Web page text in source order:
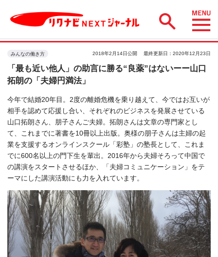
みんなの働き方 2018年2月14日公開 最終更新日：2020年12月23日
「最も近い他人」の助言に勝る“良薬”はないーー山口
拓朗の「夫婦円満法」
今年で結婚20年目。2度の離婚危機を乗り越えて、今ではお互いが
相手を認めて応援し合い、それぞれのビジネスを発展させている
山口拓朗さん、朋子さんご夫婦。拓朗さんは文章の専門家とし
て、これまでに著書を10冊以上出版。奥様の朋子さんは主婦の起
業を支援するオンラインスクール「彩塾」の塾長として、これま
でに600名以上の門下生を輩出。2016年から夫婦そろって中国で
の講演をスタートさせるほか、「夫婦コミュニケーション」をテ
ーマにした講演活動にも力を入れています。